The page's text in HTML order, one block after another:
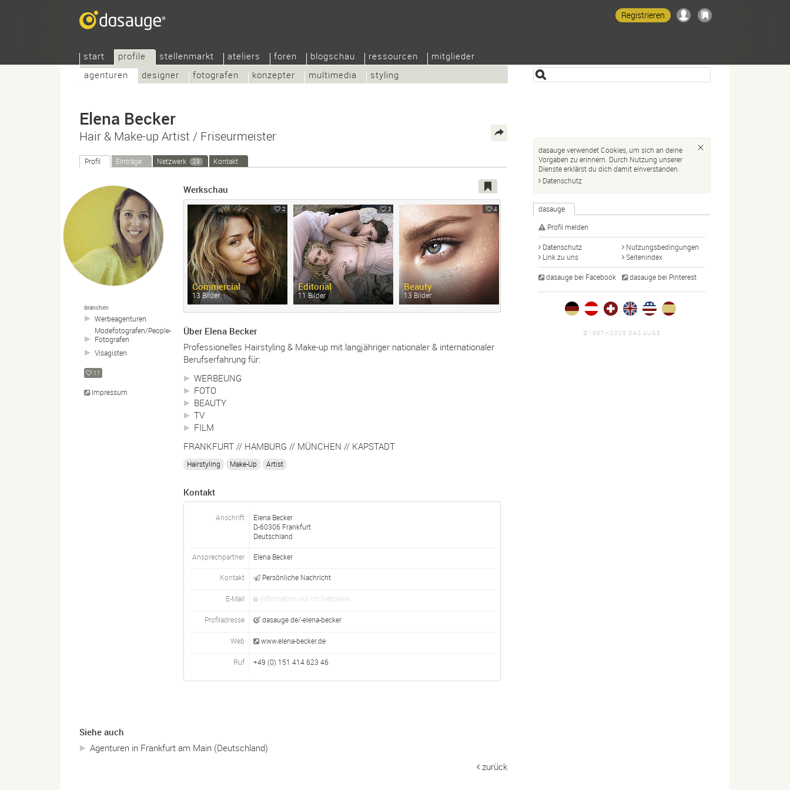
start
profile
agenturen
designer fotografen konzepter multimedia styling
stellenmarkt ateliers foren blogschau ressourcen mitglieder
Registrieren
Elena Becker
Hair & Make-up Artist / Friseurmeister
Profil Einträge Netzwerk 23 Kontakt
Branchen
Werbeagenturen
Modefotografen/People-
Fotografen
Visagisten
11
Impressum
Werkschau
2
Commercial
13 Bilder
3
Editorial
11 Bilder
4
Beauty
13 Bilder
Über Elena Becker
Professionelles Hairstyling & Make-up mit langjähriger nationaler & internationaler
Berufserfahrung für:
WERBEUNG
FOTO
BEAUTY
TV
FILM
FRANKFURT // HAMBURG // MÜNCHEN // KAPSTADT
Hairstyling Make-Up Artist
Kontakt
Anschrift
Elena Becker
D-60306 Frankfurt
Deutschland
Ansprechpartner Elena Becker
Kontakt Persönliche Nachricht
E-Mail Information nur im Netzwerk
Profiladresse dasauge.de/-elena-becker
Web www.elena-becker.de
Ruf +49 (0) 151 414 623 46
Siehe auch
Agenturen in Frankfurt am Main (Deutschland)
zurück
dasauge verwendet Cookies, um sich an deine
Vorgaben zu erinnern. Durch Nutzung unserer
Dienste erklärst du dich damit einverstanden.
Datenschutz
dasauge
Profil melden
Datenschutz
Nutzungsbedingungen
Link zu uns
Seitenindex
dasauge bei Facebook dasauge bei Pinterest
©1997—2026 DAS AUGE